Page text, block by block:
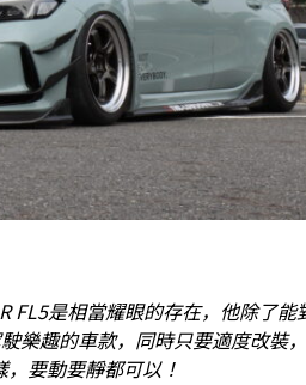
FL5是相當耀眼的存在，他除了能
樂趣的車款，同時只要適度改裝
要動要靜都可以！